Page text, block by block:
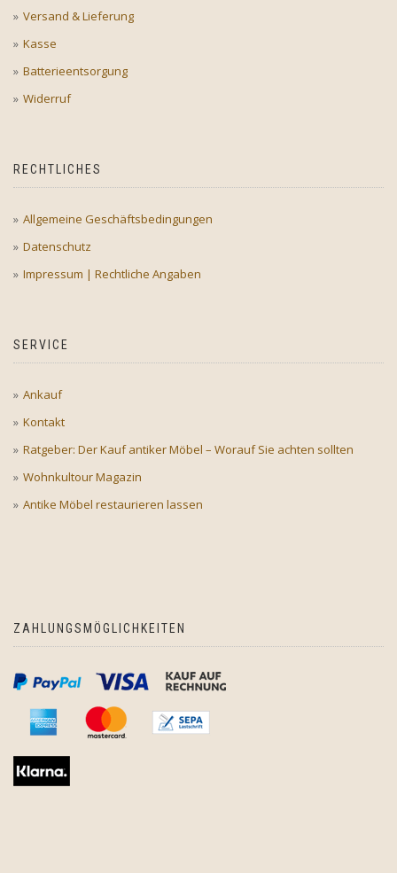
Versand & Lieferung
Kasse
Batterieentsorgung
Widerruf
RECHTLICHES
Allgemeine Geschäftsbedingungen
Datenschutz
Impressum | Rechtliche Angaben
SERVICE
Ankauf
Kontakt
Ratgeber: Der Kauf antiker Möbel – Worauf Sie achten sollten
Wohnkultour Magazin
Antike Möbel restaurieren lassen
ZAHLUNGSMÖGLICHKEITEN